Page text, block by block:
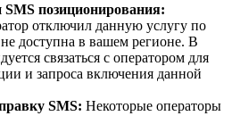
позиционирования:
отключил данную услугу по
доступна в вашем регионе. В
связаться с оператором для
и запроса включения данной
SMS: Некоторые операторы